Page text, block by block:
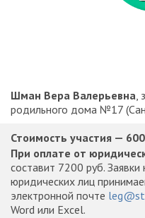
Шман Вера Валерьевна,
родильного дома №17
Стоимость участия —
При оплате от
составит 7200 руб.
юридических лиц
электронной почте
Word или Excel.